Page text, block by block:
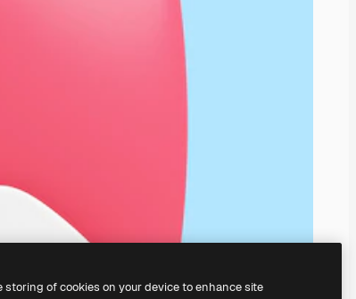
storing of cookies on your device to enhance site